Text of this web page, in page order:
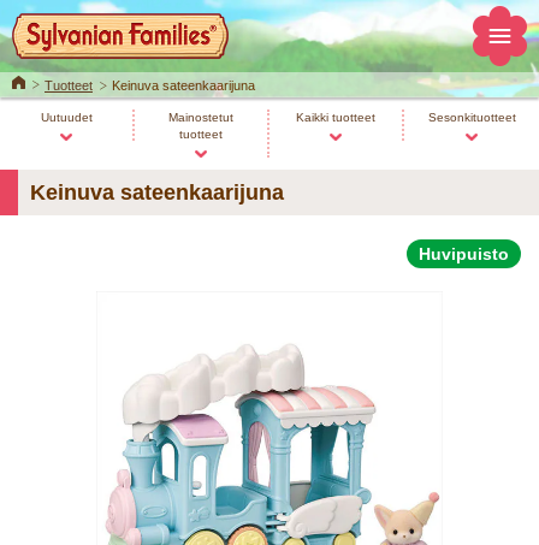
HomeTuotteet Keinuva sateenkaarijuna
Uutuudet
Mainostetut
tuotteet
Kaikki tuotteet Sesonkituotteet
Keinuva sateenkaarijuna
Huvipuisto